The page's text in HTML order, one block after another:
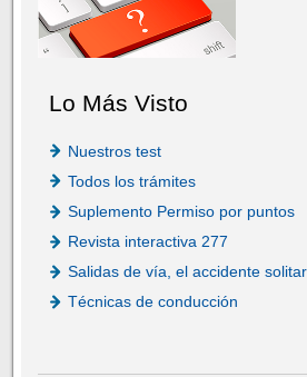
Lo Más Visto
Nuestros test
Todos los trámites
Suplemento Permiso por puntos
Revista interactiva 277
Salidas de vía, el accidente
Técnicas de conducción